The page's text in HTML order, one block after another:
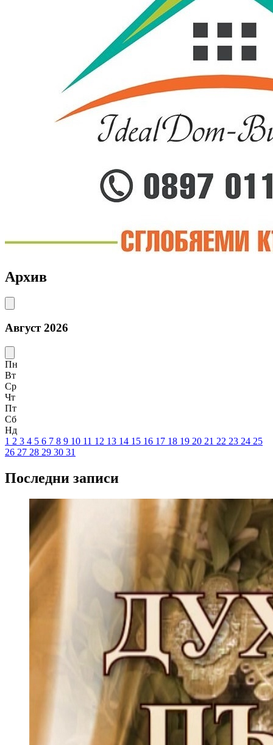
Архив
Август 2026
Пн
Вт
Ср
Чт
Пт
Сб
Нд
1 2 3 4 5 6 7 8 9 10 11 12 13 14 15 16 17 18 19 20 21 22 23 24 25
26 27 28 29 30 31
Последни записи